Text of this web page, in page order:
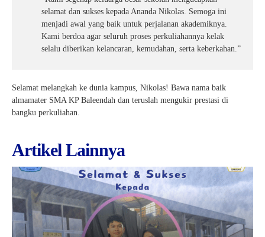
selamat dan sukses kepada Ananda Nikolas. Semoga ini
menjadi awal yang baik untuk perjalanan akademiknya.
Kami berdoa agar seluruh proses perkuliahannya kelak
selalu diberikan kelancaran, kemudahan, serta keberkahan.”
Selamat melangkah ke dunia kampus, Nikolas! Bawa nama baik
almamater SMA KP Baleendah dan teruslah mengukir prestasi di
bangku perkuliahan.
Artikel Lainnya